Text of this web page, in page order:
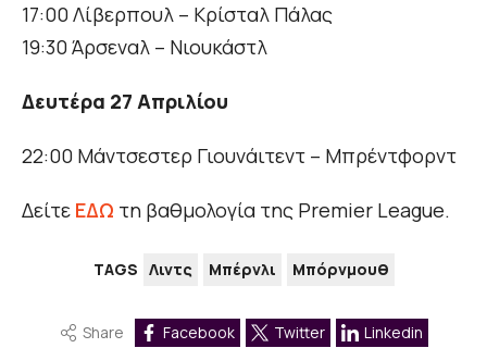
17:00 Λίβερπουλ – Κρίσταλ Πάλας
19:30 Άρσεναλ – Νιουκάστλ
Δευτέρα 27 Απριλίου
22:00 Μάντσεστερ Γιουνάιτεντ – Μπρέντφορντ
Δείτε ΕΔΩ τη βαθμολογία της Premier League.
TAGS Λιντς Μπέρνλι Μπόρνμουθ
Share Facebook Twitter Linkedin